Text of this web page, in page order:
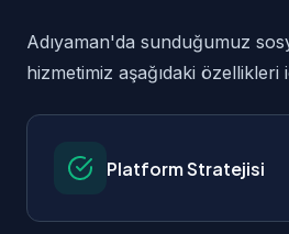
Adıyaman'da sunduğumuz
hizmetimiz aşağıdaki özellikleri
Platform Stratejisi